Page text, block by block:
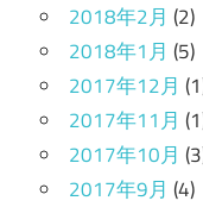
2018年2月 (2)
2018年1月 (5)
2017年12月
2017年11月
2017年10月
2017年9月 (4)